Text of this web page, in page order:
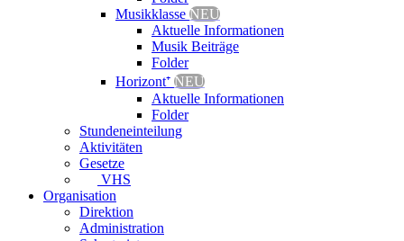
Musikklasse NEU
Aktuelle Informationen
Musik Beiträge
Folder
Horizont⁺ NEU
Aktuelle Informationen
Folder
Stundeneinteilung
Aktivitäten
Gesetze
VHS
Organisation
Direktion
Administration